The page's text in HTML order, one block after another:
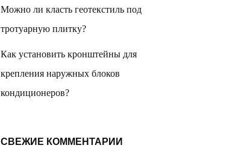
Можно ли класть геотекстиль под
тротуарную плитку?
Как установить кронштейны для
крепления наружных блоков
кондиционеров?
СВЕЖИЕ КОММЕНТАРИИ